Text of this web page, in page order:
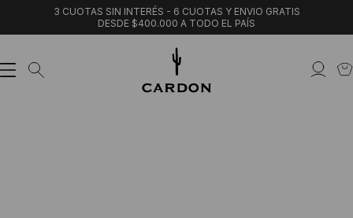
3 CUOTAS SIN INTERÉS - 6 CUOTAS Y ENVIO GRATIS
DESDE $400.000 A TODO EL PAÍS